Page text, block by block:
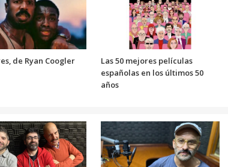
de Ryan Coogler
Las 50 mejores películas
españolas en los últimos 50
años